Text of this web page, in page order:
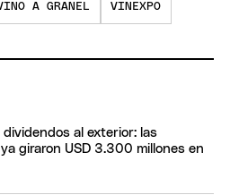
A GRANEL VINEXPO
dividendos al exterior: las
giraron USD 3.300 millones en